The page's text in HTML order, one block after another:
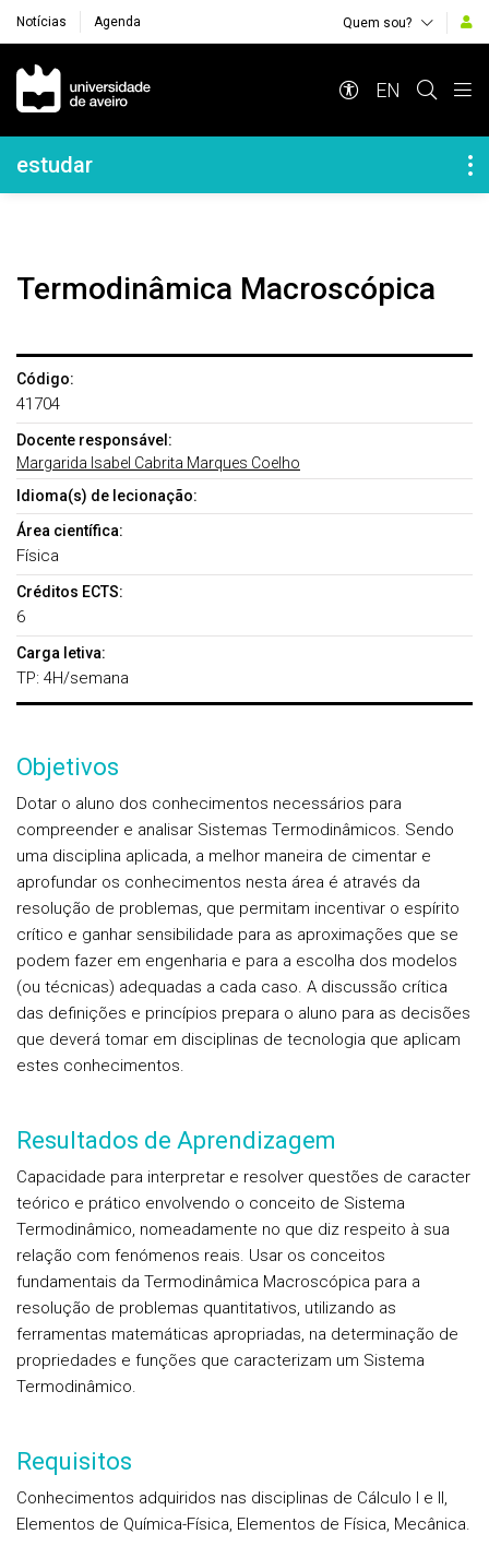
Notícias Agenda Quem sou?
Navegação Principal
EN
Navegação Lateral
estudar
Termodinâmica Macroscópica
Código:
41704
Docente responsável:
Margarida Isabel Cabrita Marques Coelho
Idioma(s) de lecionação:
Área científica:
Física
Créditos ECTS:
6
Carga letiva:
TP: 4H/semana
Objetivos
Dotar o aluno dos conhecimentos necessários para
compreender e analisar Sistemas Termodinâmicos. Sendo
uma disciplina aplicada, a melhor maneira de cimentar e
aprofundar os conhecimentos nesta área é através da
resolução de problemas, que permitam incentivar o espírito
crítico e ganhar sensibilidade para as aproximações que se
podem fazer em engenharia e para a escolha dos modelos
(ou técnicas) adequadas a cada caso. A discussão crítica
das definições e princípios prepara o aluno para as decisões
que deverá tomar em disciplinas de tecnologia que aplicam
estes conhecimentos.
Resultados de Aprendizagem
Capacidade para interpretar e resolver questões de caracter
teórico e prático envolvendo o conceito de Sistema
Termodinâmico, nomeadamente no que diz respeito à sua
relação com fenómenos reais. Usar os conceitos
fundamentais da Termodinâmica Macroscópica para a
resolução de problemas quantitativos, utilizando as
ferramentas matemáticas apropriadas, na determinação de
propriedades e funções que caracterizam um Sistema
Termodinâmico.
Requisitos
Conhecimentos adquiridos nas disciplinas de Cálculo I e II,
Elementos de Química-Física, Elementos de Física, Mecânica.